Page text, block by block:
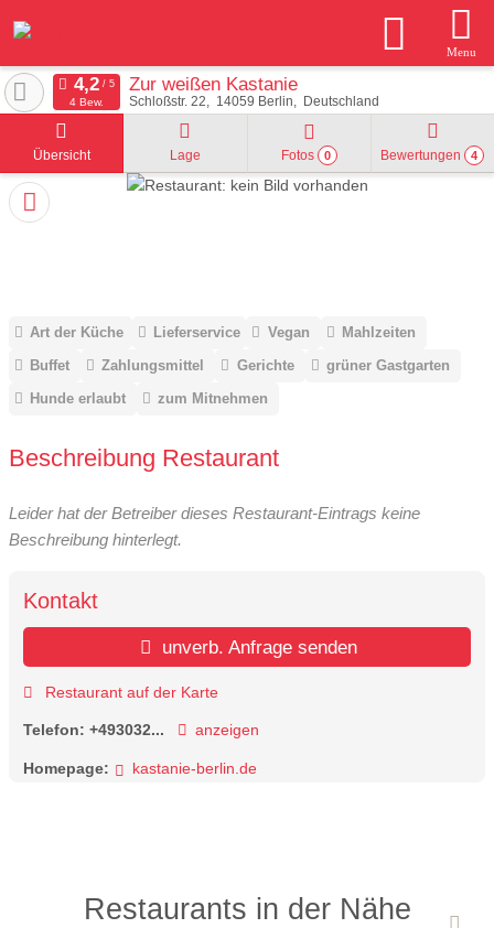
Menu
Zur weißen Kastanie
Schloßstr. 22 14059 Berlin Deutschland
4 Bew.
Übersicht Lage Fotos 0 Bewertungen 4
Art der Küche Lieferservice Vegan
Mahlzeiten
Buffet
Zahlungsmittel Gerichte
grüner Gastgarten
Hunde erlaubt
zum Mitnehmen
Beschreibung Restaurant
Leider hat der Betreiber dieses Restaurant-Eintrags keine
Beschreibung hinterlegt.
Kontakt
unverb. Anfrage senden
Restaurant auf der Karte
Telefon: +493032... anzeigen
Homepage: kastanie-berlin.de
Restaurants in der Nähe